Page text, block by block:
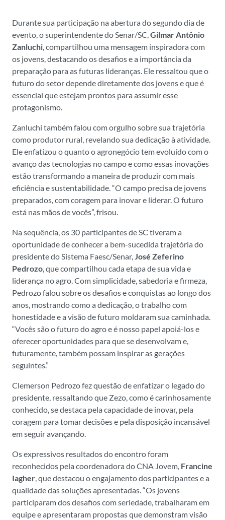
Durante sua participação na abertura do segundo dia de
evento, o superintendente do Senar/SC,Gilmar Antônio
Zanluchi, compartilhou uma mensagem inspiradora com
os jovens, destacando os desafios e a importância da
preparação para as futuras lideranças. Ele ressaltou que o
futuro do setor depende diretamente dos jovens e que é
essencial que estejam prontos para assumir esse
protagonismo.
Zanluchi também falou com orgulho sobre sua trajetória
como produtor rural, revelando sua dedicação à atividade.
Ele enfatizou o quanto o agronegócio tem evoluído com o
avanço das tecnologias no campo e como essas inovações
estão transformando a maneira de produzir com mais
eficiência e sustentabilidade. “O campo precisa de jovens
preparados, com coragem para inovar e liderar. O futuro
está nas mãos de vocês”, frisou.
Na sequência, os 30 participantes de SC tiveram a
oportunidade de conhecer a bem-sucedida trajetória do
presidente do Sistema Faesc/Senar,José Zeferino
Pedrozo, que compartilhou cada etapa de sua vida e
liderança no agro. Com simplicidade, sabedoria e firmeza,
Pedrozo falou sobre os desafios e conquistas ao longo dos
anos, mostrando como a dedicação, o trabalho com
honestidade e a visão de futuro moldaram sua caminhada.
“Vocês são o futuro do agro e é nosso papel apoiá-los e
oferecer oportunidades para que se desenvolvam e,
futuramente, também possam inspirar as gerações
seguintes.”
Clemerson Pedrozo fez questão de enfatizar o legado do
presidente, ressaltando que Zezo, como é carinhosamente
conhecido, se destaca pela capacidade de inovar, pela
coragem para tomar decisões e pela disposição incansável
em seguir avançando.
Os expressivos resultados do encontro foram
reconhecidos pela coordenadora do CNA Jovem, Francine
Iagher, que destacou o engajamento dos participantes e a
qualidade das soluções apresentadas. “Os jovens
participaram dos desafios com seriedade, trabalharam em
equipe e apresentaram propostas que demonstram visão